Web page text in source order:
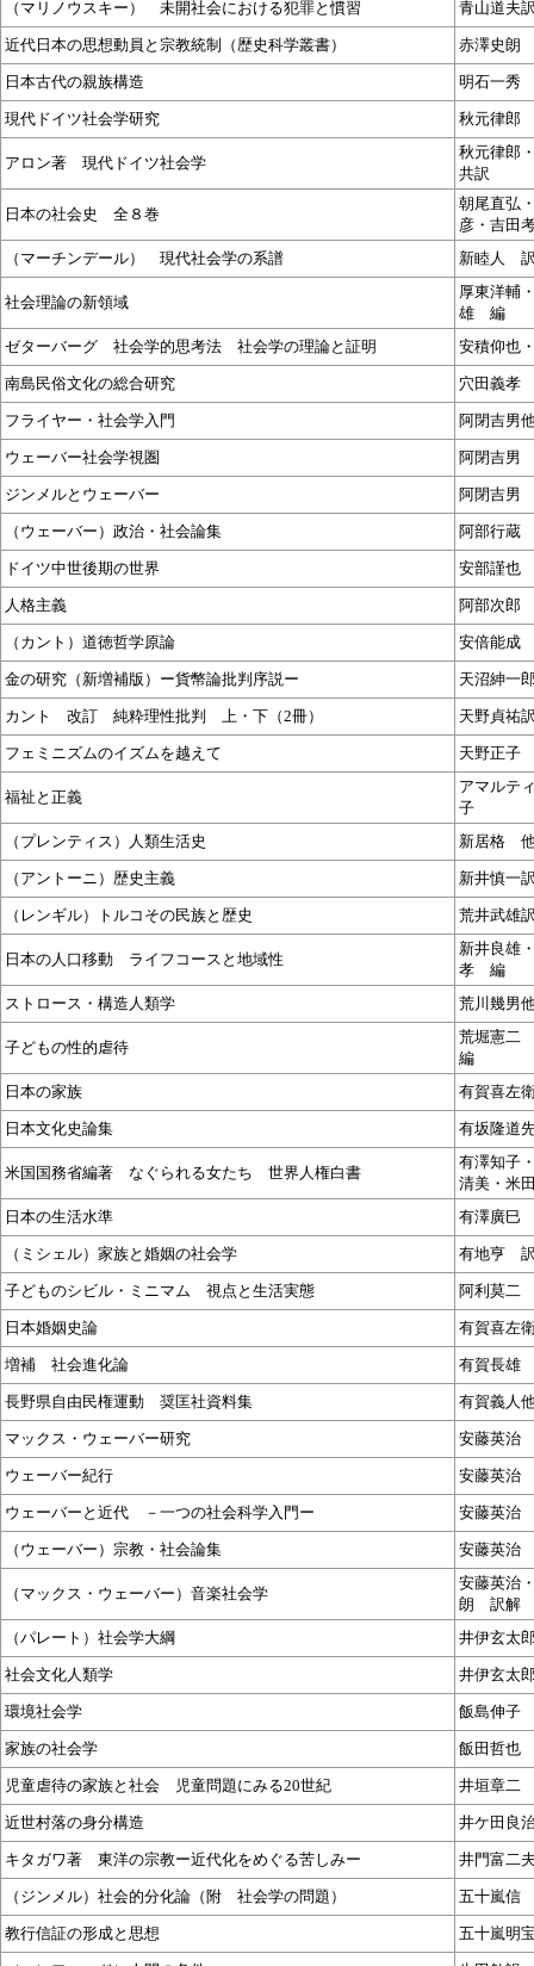
（マリノウスキー） 未開社会における犯罪と慣習 青山道夫
近代日本の思想動員と宗教統制（歴史科学叢書） 赤澤史朗
日本古代の親族構造 明石一秀
現代ドイツ社会学研究 秋元律郎
アロン著 現代ドイツ社会学
秋元律郎
共訳
日本の社会史 全８巻
朝尾直弘
彦・吉田
（マーチンデール） 現代社会学の系譜
新睦人
社会理論の新領域
厚東洋輔
雄 編
ゼターバーグ 社会学的思考法 社会学の理論と証明
安積仰也
南島民俗文化の総合研究 穴田義孝
フライヤー・社会学入門 阿閉吉男
ウェーバー社会学視圏 阿閉吉男
ジンメルとウェーバー 阿閉吉男
（ウェーバー）政治・社会論集 阿部行蔵
ドイツ中世後期の世界 安部謹也
人格主義 阿部次郎
（カント）道徳哲学原論 安倍能
金の研究（新増補版）ー貨幣論批判序説ー 天沼紳一
カント 改訂 純粋理性批判 上・下（2冊） 天野貞祐
フェミニズムのイズムを越えて 天野正子
福祉と正義
アマルテ
子
（プレンティス）人類生活史
新居格
（アントーニ）歴史主義 新井慎一
（レンギル）トルコその民族と歴史 荒井武雄
日本の人口移動 ライフコースと地域性
新井良雄
孝 編
ストロース・構造人類学
荒川幾男
子どもの性的虐待
荒堀憲
編
日本の家族
有賀喜左
日本文化史論集 有坂隆道
米国国務省編著 なぐられる女たち 世界人権白書
有澤知子
清美・米
日本の生活水準
有澤廣巳
（ミシェル）家族と婚姻の社会学 有地亨
子どものシビル・ミニマム 視点と生活実態 阿利莫二
日本婚姻史論 有賀喜左
増補 社会進化論 有賀長雄
長野県自由民権運動 奨匡社資料集 有賀義人
マックス・ウェーバー研究 安藤英治
ウェーバー紀行 安藤英治
ウェーバーと近代 －一つの社会科学入門ー 安藤英治
（ウェーバー）宗教・社会論集 安藤英治
（マックス・ウェーバー）音楽社会学
安藤英治
朗 訳解
（パレート）社会学大綱
井伊玄太
社会文化人類学 井伊玄太
環境社会学 飯島伸子
家族の社会学 飯田哲也
児童虐待の家族と社会 児童問題にみる20世紀 井垣章二
近世村落の身分構造 井ケ田良
キタガワ著 東洋の宗教ー近代化をめぐる苦しみー 井門富二
（ジンメル）社会的分化論（附 社会学の問題） 五十嵐信
教行信証の形成と思想 五十嵐明